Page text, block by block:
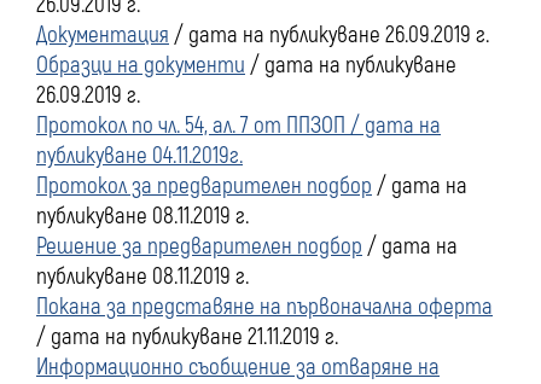
януари
2020
г.
Документация / дата на публикуване 26.09.2019 г.
Образци на документи / дата на публикуване
26.09.2019 г.
Протокол по чл. 54, ал. 7 от ППЗОП / дата на
публикуване 04.11.2019г.
Протокол за предварителен подбор / дата на
публикуване 08.11.2019 г.
Решение за предварителен подбор / дата на
публикуване 08.11.2019 г.
Покана за представяне на първоначална оферта
/ дата на публикуване 21.11.2019 г.
Информационно съобщение за отваряне на